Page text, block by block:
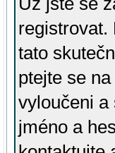
registrovat.
tato
ptejte se
vyloučeni a
jméno a